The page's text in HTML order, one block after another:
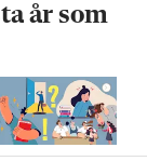
år som